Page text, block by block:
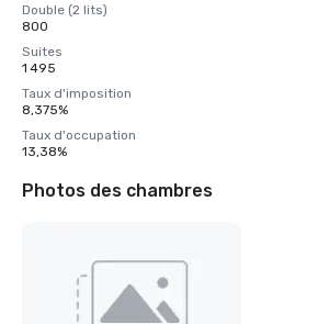
Double (2 lits)
800
Suites
1 495
Taux d'imposition
8,375%
Taux d'occupation
13,38%
Photos des chambres